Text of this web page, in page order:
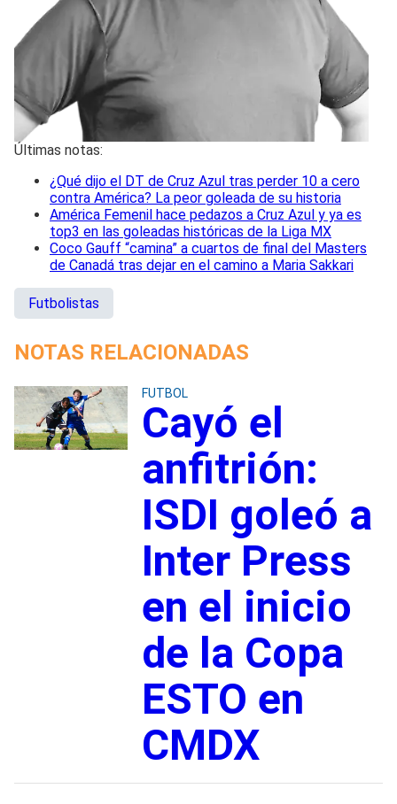
Últimas notas:
¿Qué dijo el DT de Cruz Azul tras perder 10 a cero
contra América? La peor goleada de su historia
América Femenil hace pedazos a Cruz Azul y ya es
top3 en las goleadas históricas de la Liga MX
Coco Gauff “camina” a cuartos de final del Masters
de Canadá tras dejar en el camino a Maria Sakkari
Futbolistas
NOTAS RELACIONADAS
FUTBOL
Cayó el
anfitrión:
ISDI goleó a
Inter Press
en el inicio
de la Copa
ESTO en
CMDX